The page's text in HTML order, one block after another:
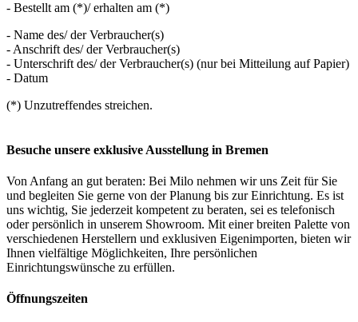
- Bestellt am (*)/ erhalten am (*)
- Name des/ der Verbraucher(s)
- Anschrift des/ der Verbraucher(s)
- Unterschrift des/ der Verbraucher(s) (nur bei Mitteilung auf Papier)
- Datum
(*) Unzutreffendes streichen.
Besuche unsere exklusive Ausstellung in Bremen
Von Anfang an gut beraten: Bei Milo nehmen wir uns Zeit für Sie
und begleiten Sie gerne von der Planung bis zur Einrichtung. Es ist
uns wichtig, Sie jederzeit kompetent zu beraten, sei es telefonisch
oder persönlich in unserem Showroom. Mit einer breiten Palette von
verschiedenen Herstellern und exklusiven Eigenimporten, bieten wir
Ihnen vielfältige Möglichkeiten, Ihre persönlichen
Einrichtungswünsche zu erfüllen.
Öffnungszeiten